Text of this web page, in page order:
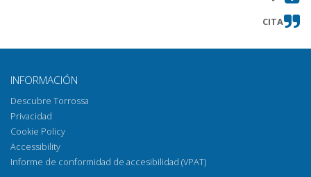
CITA
INFORMACIÓN
Descubre Torrossa
Privacidad
Cookie Policy
Accessibility
Informe de conformidad de accesibilidad (VPAT)